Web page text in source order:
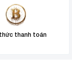
thanh toán